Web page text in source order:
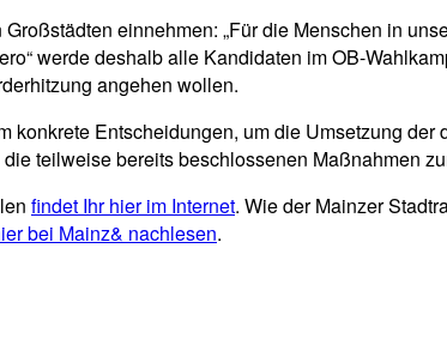
einnehmen: „Für die Menschen in
werde deshalb alle Kandidaten im OB-
angehen wollen.
konkrete Entscheidungen, um die Umsetzung
teilweise bereits beschlossenen Maßnahmen
findet Ihr hier im Internet. Wie der Mainzer
bei Mainz& nachlesen.